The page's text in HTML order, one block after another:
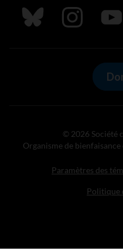
Suivez nous sur
Suivez
© 2026 Société
Organisme de
Paramètres des
Politique